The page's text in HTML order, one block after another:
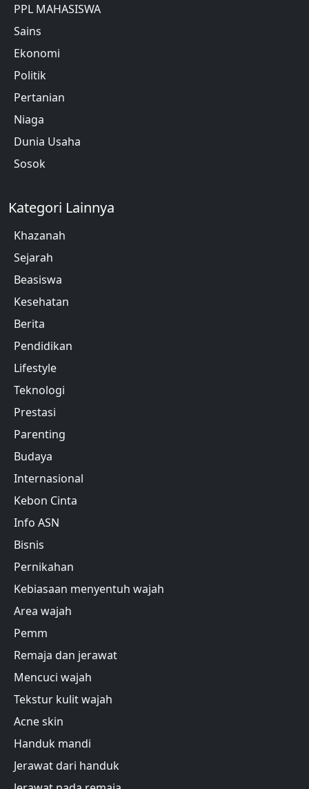
PPL MAHASISWA
Sains
Ekonomi
Politik
Pertanian
Niaga
Dunia Usaha
Sosok
Kategori Lainnya
Khazanah
Sejarah
Beasiswa
Kesehatan
Berita
Pendidikan
Lifestyle
Teknologi
Prestasi
Parenting
Budaya
Internasional
Kebon Cinta
Info ASN
Bisnis
Pernikahan
Kebiasaan menyentuh wajah
Area wajah
Pemm
Remaja dan jerawat
Mencuci wajah
Tekstur kulit wajah
Acne skin
Handuk mandi
Jerawat dari handuk